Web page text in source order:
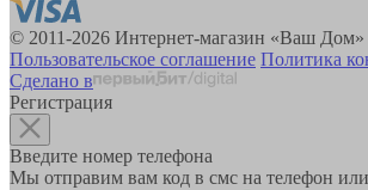
© 2011-2026 Интернет-магазин «Ваш Дом»
Пользовательское соглашение Политика
Сделано в
Регистрация
Введите номер телефона
Мы отправим вам код в смс на телефон